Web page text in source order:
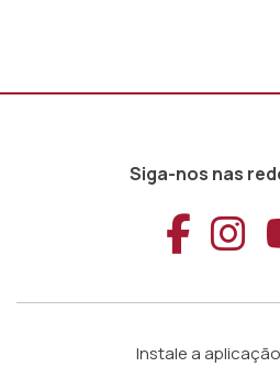
Siga-nos nas
Instale a aplicação